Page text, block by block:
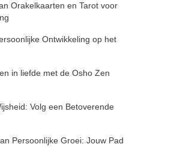
Orakelkaarten en Tarot voor
Ontwikkeling op het
in liefde met de Osho Zen
Volg een Betoverende
Persoonlijke Groei: Jouw Pad